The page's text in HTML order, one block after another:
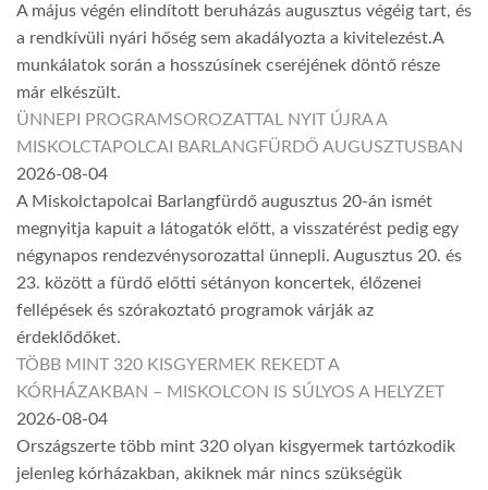
A május végén elindított beruházás augusztus végéig tart, és
a rendkívüli nyári hőség sem akadályozta a kivitelezést.A
munkálatok során a hosszúsínek cseréjének döntő része
már elkészült.
ÜNNEPI PROGRAMSOROZATTAL NYIT ÚJRA A
MISKOLCTAPOLCAI BARLANGFÜRDŐ AUGUSZTUSBAN
2026-08-04
A Miskolctapolcai Barlangfürdő augusztus 20-án ismét
megnyitja kapuit a látogatók előtt, a visszatérést pedig egy
négynapos rendezvénysorozattal ünnepli. Augusztus 20. és
23. között a fürdő előtti sétányon koncertek, élőzenei
fellépések és szórakoztató programok várják az
érdeklődőket.
TÖBB MINT 320 KISGYERMEK REKEDT A
KÓRHÁZAKBAN – MISKOLCON IS SÚLYOS A HELYZET
2026-08-04
Országszerte több mint 320 olyan kisgyermek tartózkodik
jelenleg kórházakban, akiknek már nincs szükségük